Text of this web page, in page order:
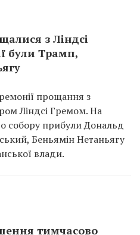
з Ліндсі
були Трамп,
прощання з
Ліндсі Гремом. На
собору прибули Дональд
Беньямін Нетаньягу
влади.
тимчасово